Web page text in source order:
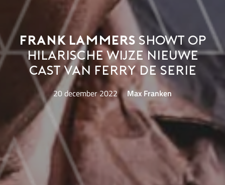
Frank Lammers showt op
hilarische wijze nieuwe
cast van Ferry de Serie
20 december 2022 Max Franken